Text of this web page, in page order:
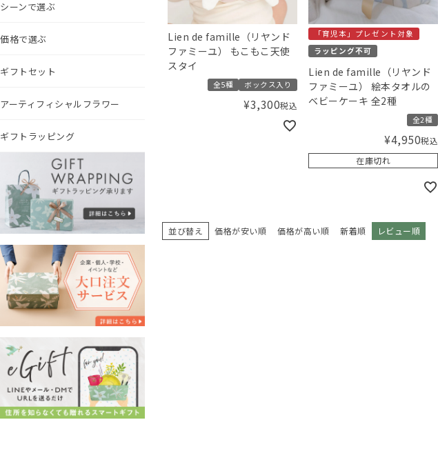
シーンで選ぶ
価格で選ぶ
ギフトセット
アーティフィシャルフラワー
ギフトラッピング
Lien de famille（リヤンド
ファミーユ） もこもこ天使
スタイ
全5種 ボックス入り
¥3,300税込
「育児本」プレゼント対象
ラッピング不可
Lien de famille（リヤンド
ファミーユ） 絵本タオルの
ベビーケーキ 全2種
全2種
¥4,950税込
在庫切れ
並び替え 価格が安い順 価格が高い順 新着順 レビュー順